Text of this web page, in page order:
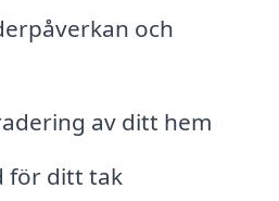
och
av ditt hem
för ditt tak